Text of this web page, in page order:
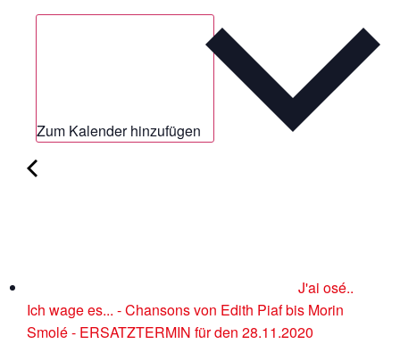
Zum Kalender hinzufügen
J'ai osé..
Ich wage es... - Chansons von Edith Piaf bis Morin
Smolé - ERSATZTERMIN für den 28.11.2020